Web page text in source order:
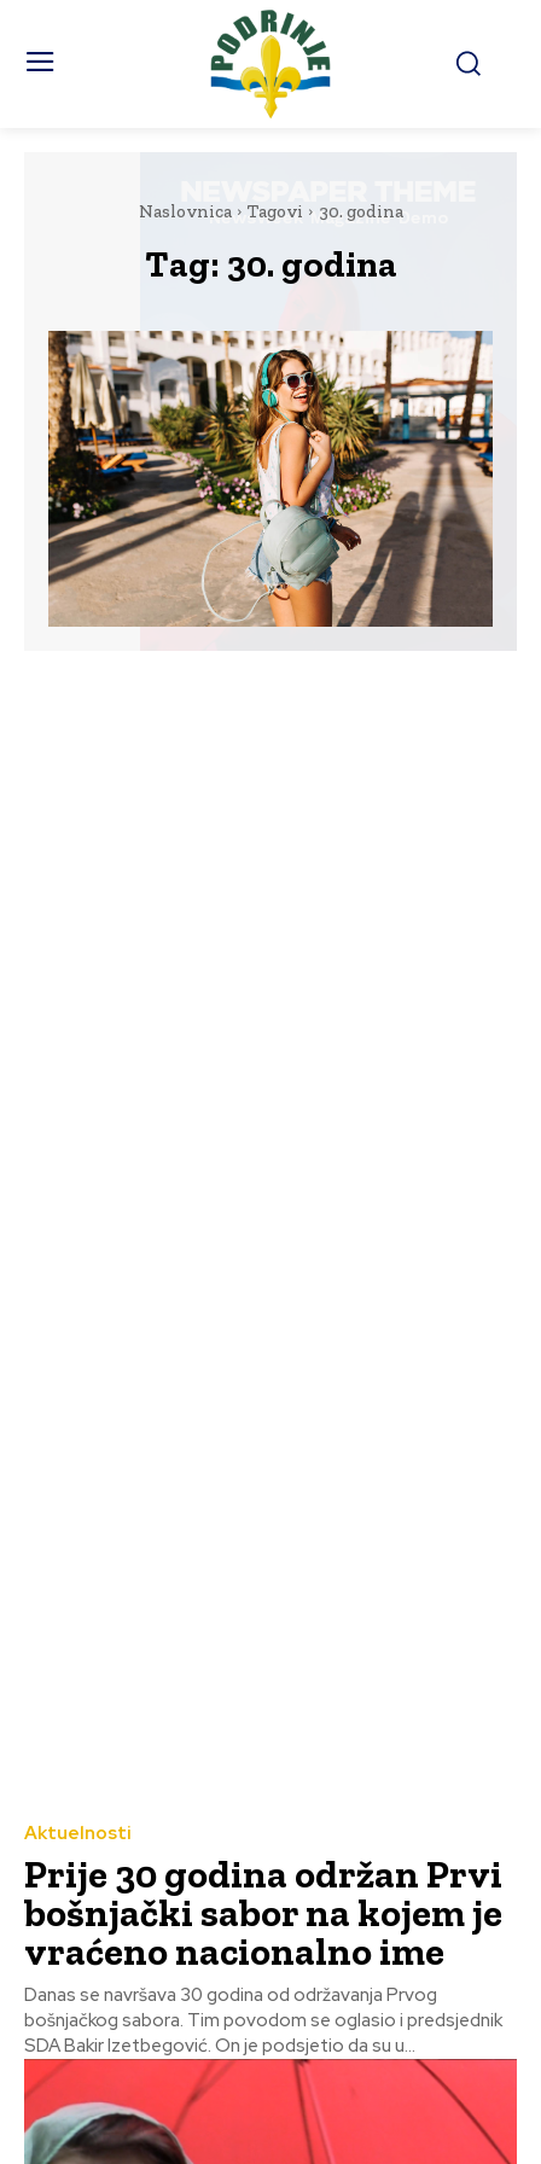
Naslovnica Tagovi 30. godina
Tag: 30. godina
Aktuelnosti
Prije 30 godina održan Prvi
bošnjački sabor na kojem je
vraćeno nacionalno ime
Danas se navršava 30 godina od održavanja Prvog
bošnjačkog sabora. Tim povodom se oglasio i predsjednik
SDA Bakir Izetbegović. On je podsjetio da su u...